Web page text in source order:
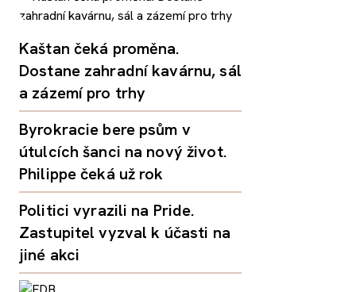
Kaštan čeká proměna.
Dostane zahradní kavárnu, sál
a zázemí pro trhy
Byrokracie bere psům v
útulcích šanci na nový život.
Philippe čeká už rok
Politici vyrazili na Pride.
Zastupitel vyzval k účasti na
jiné akci